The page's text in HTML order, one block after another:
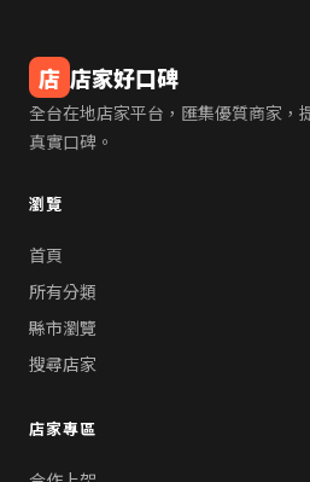
店 店家好口碑
全台在地店家平台，匯集優質商家，
真實口碑。
瀏覽
首頁
所有分類
縣市瀏覽
搜尋店家
店家專區